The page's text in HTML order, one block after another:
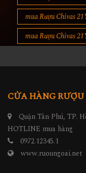
mua Rượu Chivas
mua Rượu Chivas
CỬA HÀNG
Quận Tân Phú, TP.
HOTLINE mua hàng
0972.12345.1
www.ruoungoai.net